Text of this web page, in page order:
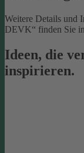
Weitere Details und
DEVK“ finden Sie
Ideen, die
inspirieren.